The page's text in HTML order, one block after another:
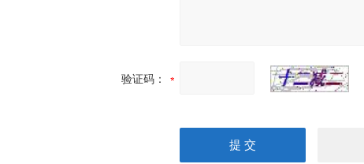
验证码：